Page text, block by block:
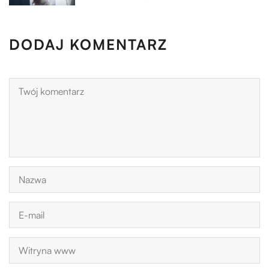
DODAJ KOMENTARZ